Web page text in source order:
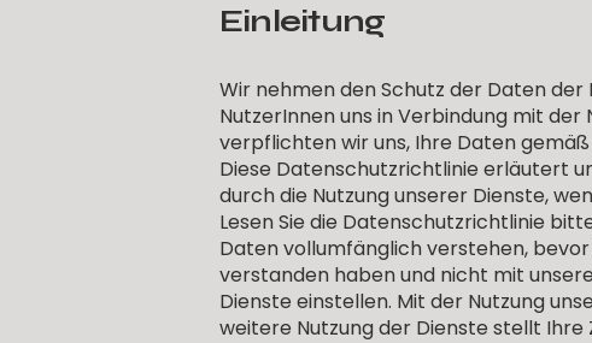
Einleitung
Wir nehmen den Schutz der Daten
NutzerInnen uns in Verbindung mit
verpflichten wir uns, Ihre Daten
Diese Datenschutzrichtlinie erläutert
durch die Nutzung unserer Dienste,
Lesen Sie die Datenschutzrichtlinie
Daten vollumfänglich verstehen, bevor
verstanden haben und nicht mit
Dienste einstellen. Mit der Nutzung
weitere Nutzung der Dienste stellt